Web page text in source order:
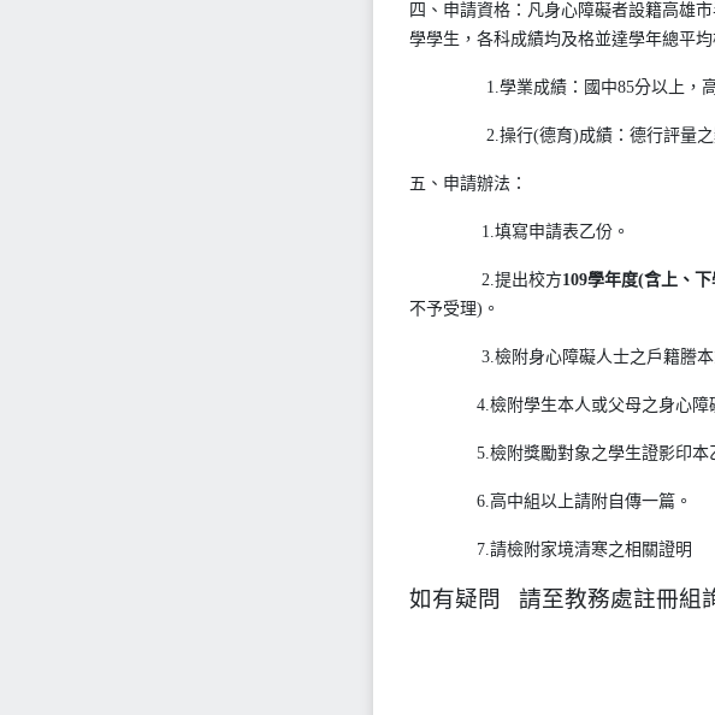
四、申請資格：凡身心障礙者設籍高雄
學學生，各科成績均及格並達學年總平
1.學業成績：國中85分以上，高中
2.操行(德育)成績：德行評量之獎
五、申請辦法：
1.填寫申請表乙份。
2.提出校方109學年度(含上、下
不予受理)。
3.檢附身心障礙人士之戶籍謄本或
4.檢附學生本人或父母之身心障礙
5.檢附獎勵對象之學生證影印本
6.高中組以上請附自傳一篇。
7.請檢附家境清寒之相關證明
如有疑問 請至教務處註冊組